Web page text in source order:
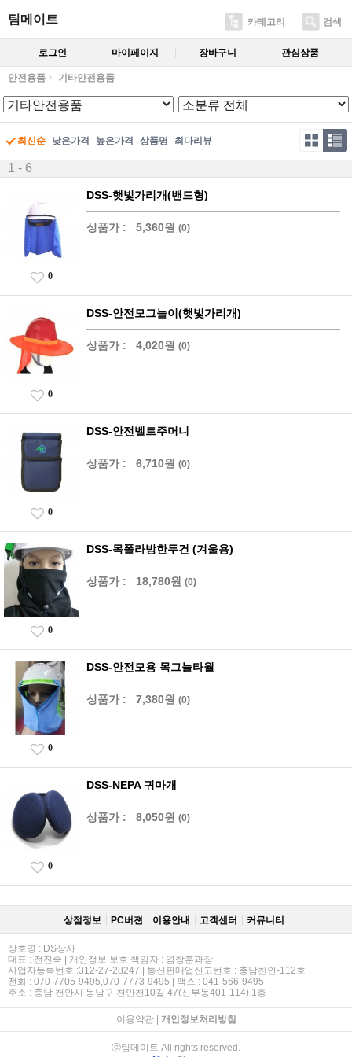
팀메이트 카테고리 검색
로그인 마이페이지 장바구니 관심상품
안전용품 기타안전용품
최신순 낮은가격 높은가격 상품명 최다리뷰
1 - 6
DSS-햇빛가리개(밴드형)
상품가 : 5,360원 (0)
0
DSS-안전모그늘이(햇빛가리개)
상품가 : 4,020원 (0)
0
DSS-안전벨트주머니
상품가 : 6,710원 (0)
0
DSS-목폴라방한두건 (겨울용)
상품가 : 18,780원 (0)
0
DSS-안전모용 목그늘타월
상품가 : 7,380원 (0)
0
DSS-NEPA 귀마개
상품가 : 8,050원 (0)
0
상점정보 PC버젼 이용안내 고객센터 커뮤니티
상호명 : DS상사
대표 : 전진숙 | 개인정보 보호 책임자 : 염창훈과장
사업자등록번호 :312-27-28247 | 통신판매업신고번호 : 충남천안-112호
전화 : 070-7705-9495,070-7773-9495 | 팩스 : 041-566-9495
주소 : 충남 천안시 동남구 천안천10길 47(신부동401-114) 1층
이용약관| 개인정보처리방침
ⓒ팀메이트 All rights reserved.